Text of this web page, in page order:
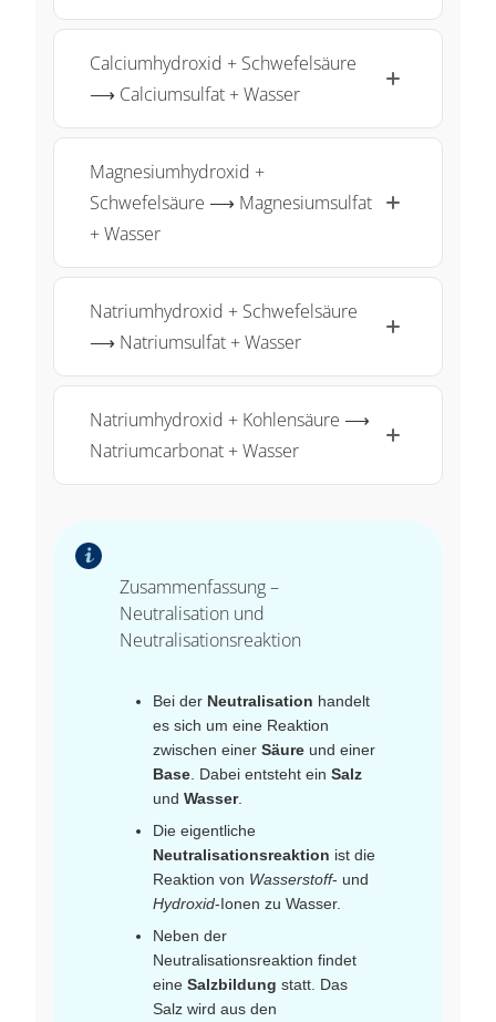
Calciumhydroxid + Schwefelsäure
⟶ Calciumsulfat + Wasser
Magnesiumhydroxid +
Schwefelsäure ⟶ Magnesiumsulfat
+ Wasser
Natriumhydroxid + Schwefelsäure
⟶ Natriumsulfat + Wasser
Natriumhydroxid + Kohlensäure ⟶
Natriumcarbonat + Wasser
Zusammenfassung –
Neutralisation und
Neutralisationsreaktion
Bei der Neutralisation handelt
es sich um eine Reaktion
zwischen einer Säure und einer
Base. Dabei entsteht ein Salz
und Wasser.
Die eigentliche
Neutralisationsreaktion ist die
Reaktion von Wasserstoff- und
Hydroxid-Ionen zu Wasser.
Neben der
Neutralisationsreaktion findet
eine Salzbildung statt. Das
Salz wird aus den